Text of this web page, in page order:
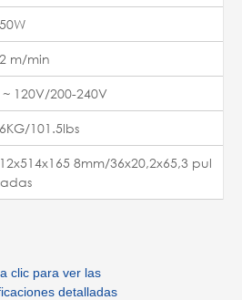
m/min
~ 120V/200-240V
101.5lbs
8mm/36x20,2x65,3 pul
clic para ver las
detalladas